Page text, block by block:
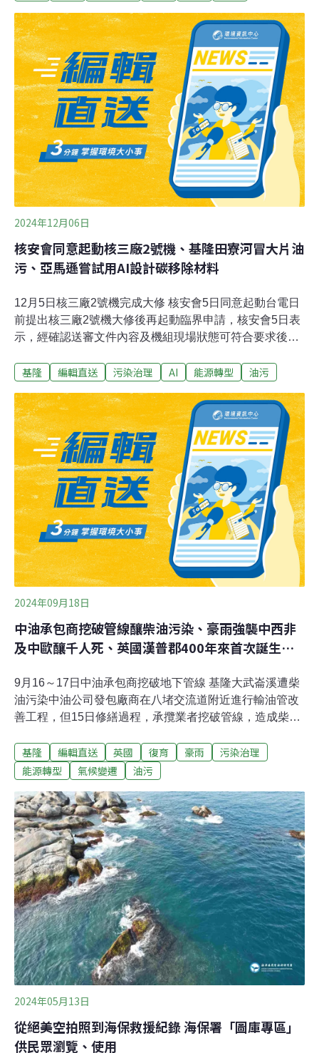
2024年12月06日
核安會同意起動核三廠2號機、基隆田寮河冒大片油
污、亞馬遜嘗試用AI設計碳移除材料
12月5日核三廠2號機完成大修 核安會5日同意起動台電日
前提出核三廠2號機大修後再起動臨界申請，核安會5日表
示，經確認送審文件內容及機組現場狀態可符合要求後，
機組臨界及併聯前相關測試，並於完成後提出併聯申請。
年吸1.5噸國立中山大學碳索實驗室攜手高市府，5日在旗
津海水浴場種下60棵耐鹽可可椰子樹，開創沙灘地吸碳先
例，未來每棵椰樹預計每年可吸收約25公斤二氧化碳，總
年吸碳量可達1500公斤。（中央社報導）
基隆 編輯直送 污染治理 AI 能源轉型 油污
2024年09月18日
中油承包商挖破管線釀柴油污染、豪雨強襲中西非
及中歐釀千人死、英國漢普郡400年來首次誕生海
9月16～17日中油承包商挖破地下管線 基隆大武崙溪遭柴
油污染中油公司發包廠商在八堵交流道附近進行輸油管改
善工程，但15日修繕過程，承攬業者挖破管線，造成柴油
臭，一直到16日溪面都還有油污、油漬，相關清理還在繼
續。當地環保局勒令中油在7日內完成改善，後續也將依
500萬元碳權 北港武德宮成世界首座「碳中和廟宇」雲林
縣北港武德宮信徒連年成長，焚香、燒金需求增，廟方為
響應淨零碳排，再打造一座可過濾懸浮物、空污氣體的環
保地庫金爐，17日啟用。此外廟方攜手台灣碳資產公司，
斥資500萬元足以抵消廟方三年以上的碳權。廟方表示，
即日起宣示成為全球「首座碳中和」的廟宇。（自由時報
報導）
基隆 編輯直送 英國 復育 豪雨
污染治理
能源轉型
氣候變遷 油污
2024年05月13日
從絕美空拍照到海保救援紀錄 海保署「圖庫專區」
供民眾瀏覽、使用